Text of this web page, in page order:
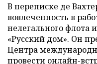
В переписке де
вовлеченность в
нелегального флота
«Русский дом». Он
Центра
провести онлайн-